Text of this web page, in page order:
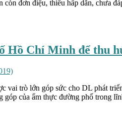
đơn điệu, thiếu hấp dẫn, chưa
Hồ Chí Minh để thu
vai trò lớn góp sức cho DL phát
của ẩm thực đường phố